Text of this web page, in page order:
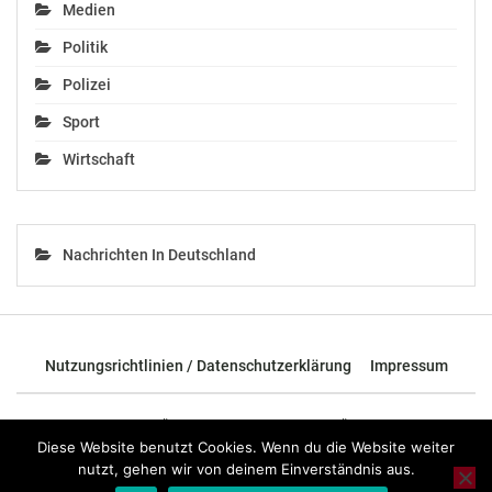
OTS-ORIGINALTEXT PRESSEAUSSENDUNG UNTER
DES AUSSENDERS. www.ots.at
© Copyright APA-OTS Originaltext-Service GmbH und
der jeweilige Aussender
Neugestaltung der B 14
Erhöhung der
Medien
Politik
Polizei
Sport
Wirtschaft
Nachrichten In Deutschland
Nutzungsrichtlinien / Datenschutzerklärung Impressum
© 2026 - TOP News Österreich - Nachrichten aus Österreich und der
ganzen Welt.
Diese Website benutzt Cookies. Wenn du die Website weiter
nutzt, gehen wir von deinem Einverständnis aus.